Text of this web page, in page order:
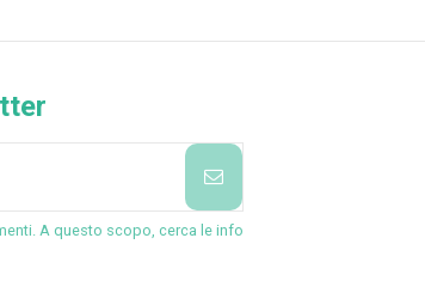
A questo scopo, cerca le info